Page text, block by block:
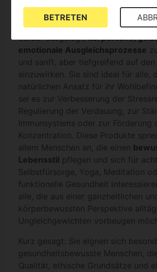
geeignet?
Ayurvedische
darauf ausgelegt,körperliche,
emotionale Ausgleichsprozesse
und sanft, aber tiefgreifend auf den
einzuwirken. Sie sind ideal für alle,
natürlichen Ansatz für ihr
sei es zur Verbesserung der
Regulierung der Verdauung, zur
Immunsystems oder zur Förderung
Konzentration. Diese Produkte
allem Menschen an, die einen
Lebensstil pflegen und sich für
Selbstfürsorge, Yoga, Meditation
funktionelle Gesundheit
alle, die aus einer ganzheitlichen
körperbewussten Perspektive
Ungleichgewichten vorbeugen
Kurz gesagt: Sie eignen sich
gesundheitsbewusste Menschen,
Qualität, ethische Grundsätze und
BETRETEN